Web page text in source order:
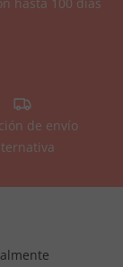
de envío